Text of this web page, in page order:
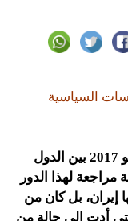
السياسية
جاءت قِمَّة الرِّياض التي عُقدت في 21 مايو 2017 بين الدول
مراجعة لهذا الدور
إيران، بل كان من
أدت إلى حالة من